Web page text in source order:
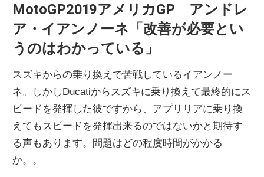
バ
ク
ニ
MotoGP2019アメリカGP アンドレ
ア・イアンノーネ「改善が必要とい
うのはわかっている」
スズキからの乗り換えで苦戦しているイアンノー
ネ。しかしDucatiからスズキに乗り換えて最終的にス
ピードを発揮した彼ですから、アプリリアに乗り換
えてもスピードを発揮出来るのではないかと期待す
る声もあります。問題はどの程度時間がかかる
か。。